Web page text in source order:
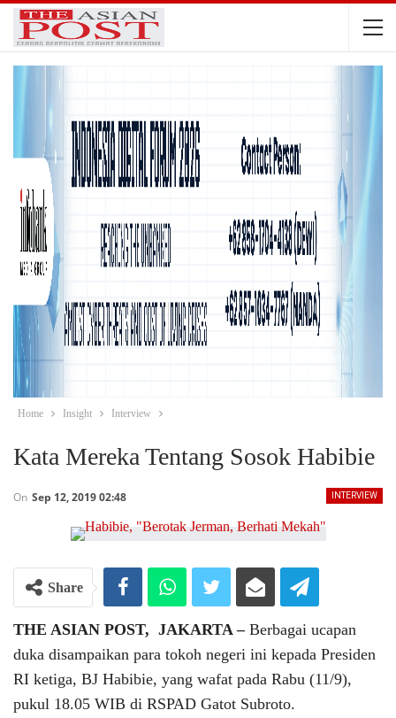
Home Insight Interview
Kata Mereka Tentang Sosok Habibie
INTERVIEW
On Sep 12, 2019 02:48
Share
THE ASIAN POST, JAKARTA –Berbagai ucapan
duka disampaikan para tokoh negeri ini kepada Presiden
RI ketiga, BJ Habibie, yang wafat pada Rabu (11/9),
pukul 18.05 WIB di RSPAD Gatot Subroto.